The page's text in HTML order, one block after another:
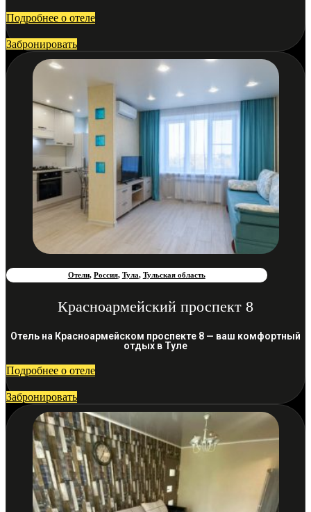
Подробнее о отеле
Забронировать
Отели, Россия, Тула, Тульская область
Красноармейский проспект 8
Отель на Красноармейском проспекте 8 — ваш комфортный
отдых в Туле
Подробнее о отеле
Забронировать